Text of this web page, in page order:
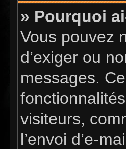
» Pourquoi
Vous pouvez
d’exiger ou
messages.
visiteurs,
l’envoi d’e-